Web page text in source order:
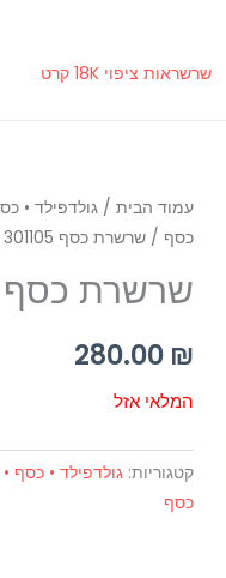
שרשראות ציפוי 18K קרט
עמוד הבית/ גולדפילד •
כסף / שרשרת כסף 301105
שרשרת כסף 301105
280.00 ₪
המלאי אזל
קטגוריות: גולדפילד • כסף
כסף